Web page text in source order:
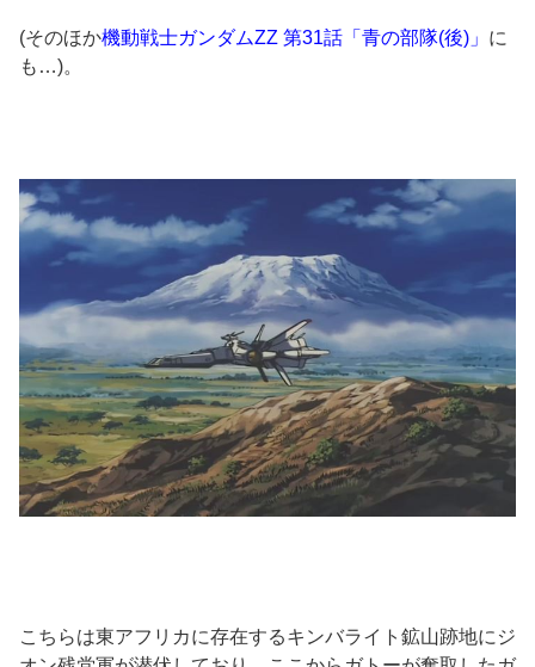
(そのほか機動戦士ガンダムZZ 第31話「青の部隊(後)」 に
も…)。
こちらは東アフリカに存在するキンバライト鉱山跡地にジ